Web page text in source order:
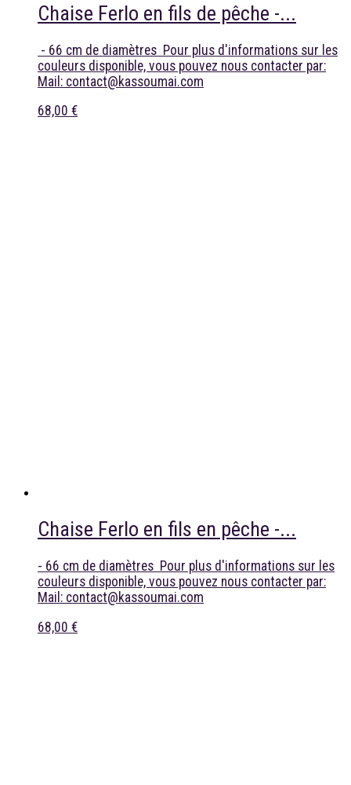
Chaise Ferlo en fils de pêche -...
- 66 cm de diamètres Pour plus d'informations sur les
couleurs disponible, vous pouvez nous contacter par:
Mail: contact@kassoumai.com
68,00 €
Chaise Ferlo en fils en pêche -...
- 66 cm de diamètres Pour plus d'informations sur les
couleurs disponible, vous pouvez nous contacter par:
Mail: contact@kassoumai.com
68,00 €